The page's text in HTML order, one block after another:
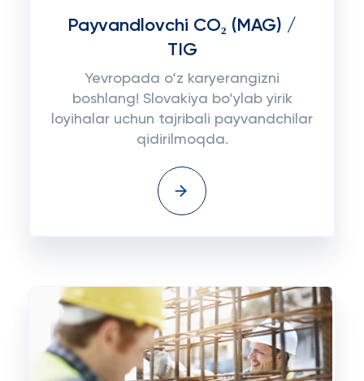
Payvandlovchi CO₂ (MAG) /
TIG
Yevropada o‘z karyerangizni
boshlang! Slovakiya bo‘ylab yirik
loyihalar uchun tajribali payvandchilar
qidirilmoqda.